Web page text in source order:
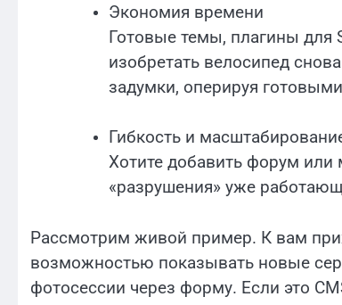
Экономия времени
Готовые темы, плагины для
изобретать велосипед
задумки, оперируя
Гибкость и
Хотите добавить форум или
«разрушения» уже
Рассмотрим живой пример. К вам
возможностью показывать новые
фотосессии через форму. Если это